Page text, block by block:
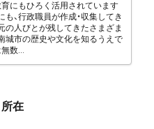
にもひろく活用されています
も、行政職員が作成・収集してき
の人びとが残してきたさまざま
城市の歴史や文化を知るうえで
数...
所在